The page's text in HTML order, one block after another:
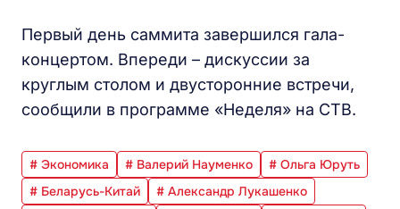
Первый день саммита завершился гала-
концертом. Впереди – дискуссии за
круглым столом и двусторонние встречи,
сообщили в программе «Неделя» на СТВ.
# Экономика # Валерий Науменко
# Ольга Юруть
# Беларусь-Китай
# Александр Лукашенко